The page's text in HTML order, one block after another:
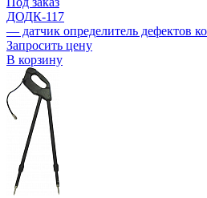
ДОДК-117
— датчик определитель дефектов
Запросить цену
В корзину